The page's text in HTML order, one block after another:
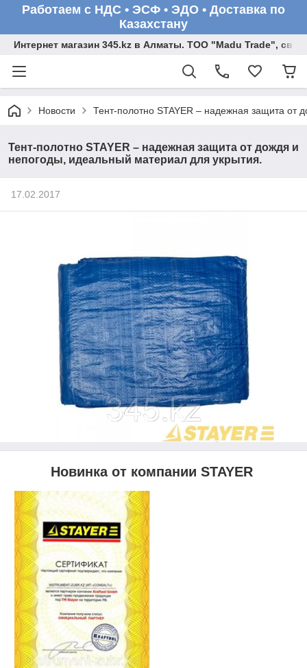
Работаем с НДС • ЭСФ • ЭДО • Доставка по
Казахстану
Интернет магазин 345.kz в Алматы. ТОО "Madu Trade",
Новости Тент-полотно STAYER – надежная защита от
Тент-полотно STAYER – надежная защита от дождя и
непогоды, идеальный материал для укрытия.
17.02.2017
Новинка от компании STAYER